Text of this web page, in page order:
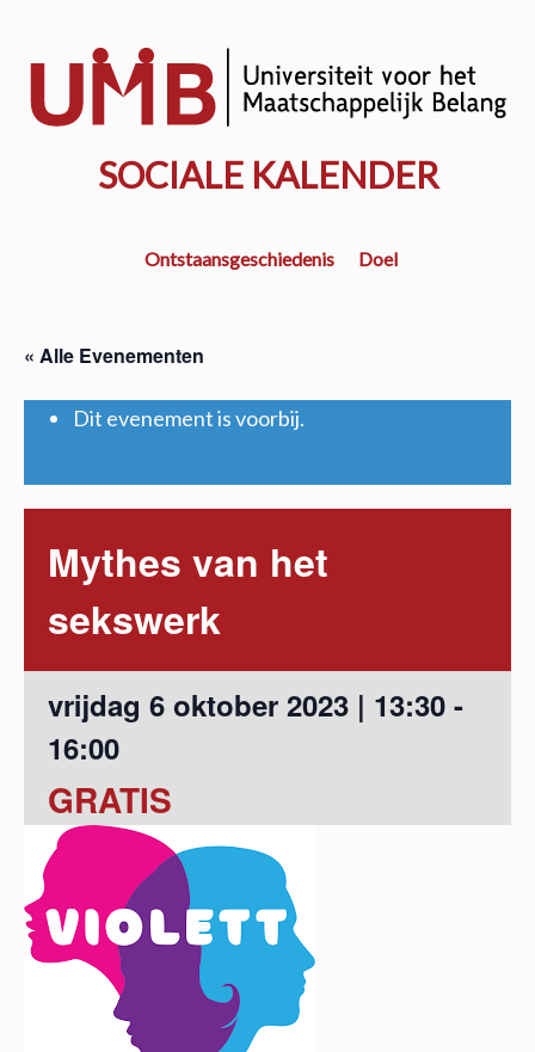
hoofd
SOCIALE KALENDER
Ontstaansgeschiedenis Doel
« Alle Evenementen
Dit evenement is voorbij.
Mythes van het
sekswerk
vrijdag 6 oktober 2023 | 13:30 -
16:00
GRATIS